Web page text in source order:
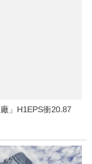
」H1EPS衝20.87